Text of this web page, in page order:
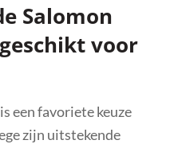
Salomon
voor
een favoriete keuze
zijn uitstekende